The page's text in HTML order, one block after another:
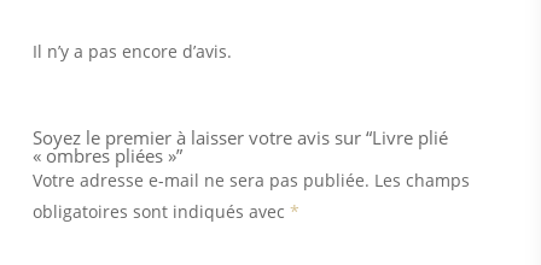
Il n’y a pas encore d’avis.
Soyez le premier à laisser votre avis sur “Livre plié
« ombres pliées »”
Votre adresse e-mail ne sera pas publiée. Les champs
obligatoires sont indiqués avec *